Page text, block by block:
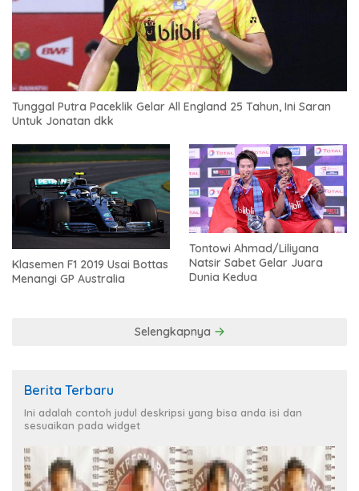
Tunggal Putra Paceklik Gelar All England 25 Tahun, Ini Saran
Untuk Jonatan dkk
Klasemen F1 2019 Usai Bottas
Menangi GP Australia
Tontowi Ahmad/Liliyana
Natsir Sabet Gelar Juara
Dunia Kedua
Selengkapnya
Berita Terbaru
Ini adalah contoh judul deskripsi yang bisa anda isi dan
sesuaikan pada widget